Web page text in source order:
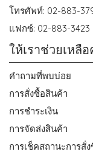
โทรศัพท์: 02-883-
แฟกซ์: 02-883-3423
ให้เราช่วยเหลื
คำถามที่พบบ่อย
การสั่งซื้อสินค้า
การชำระเงิน
การจัดส่งสินค้า
การเช็คสถานะการสั่